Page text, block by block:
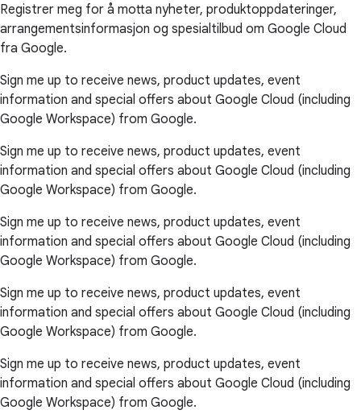
Registrer meg for å motta nyheter, produktoppdateringer,
arrangementsinformasjon og spesialtilbud om Google Cloud
fra Google.
Sign me up to receive news, product updates, event
information and special offers about Google Cloud (including
Google Workspace) from Google.
Sign me up to receive news, product updates, event
information and special offers about Google Cloud (including
Google Workspace) from Google.
Sign me up to receive news, product updates, event
information and special offers about Google Cloud (including
Google Workspace) from Google.
Sign me up to receive news, product updates, event
information and special offers about Google Cloud (including
Google Workspace) from Google.
Sign me up to receive news, product updates, event
information and special offers about Google Cloud (including
Google Workspace) from Google.